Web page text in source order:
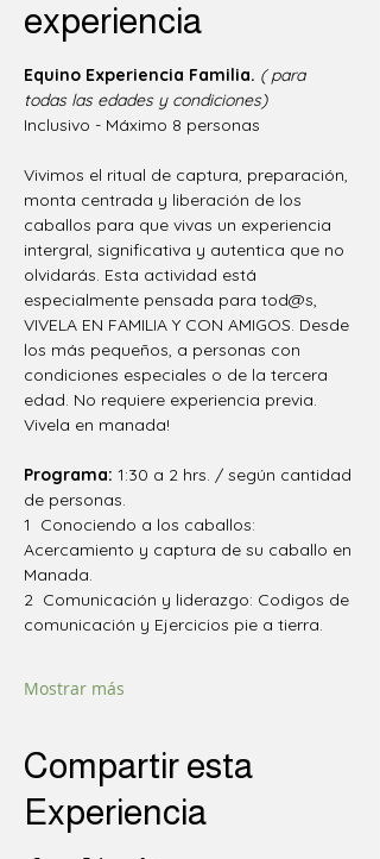
experiencia
Equino Experiencia Familia. ( para
todas las edades y condiciones)
Inclusivo - Máximo 8 personas
Vivimos el ritual de captura, preparación,
monta centrada y liberación de los
caballos para que vivas un experiencia
intergral, significativa y autentica que no
olvidarás. Esta actividad está
especialmente pensada para tod@s,
VIVELA EN FAMILIA Y CON AMIGOS. Desde
los más pequeños, a personas con
condiciones especiales o de la tercera
edad. No requiere experiencia previa.
Vivela en manada!
Programa: 1:30 a 2 hrs. / según cantidad
de personas.
1  Conociendo a los caballos:
Acercamiento y captura de su caballo en
Manada.
2  Comunicación y liderazgo: Codigos de
comunicación y Ejercicios pie a tierra.
Mostrar más
Compartir esta
Experiencia